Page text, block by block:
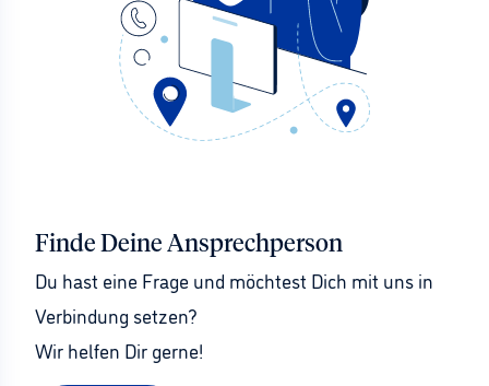
Finde Deine Ansprechperson
Du hast eine Frage und möchtest Dich mit uns in
Verbindung setzen?
Wir helfen Dir gerne!